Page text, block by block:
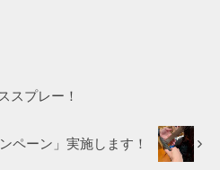
スプレー！
ペーン」実施します！